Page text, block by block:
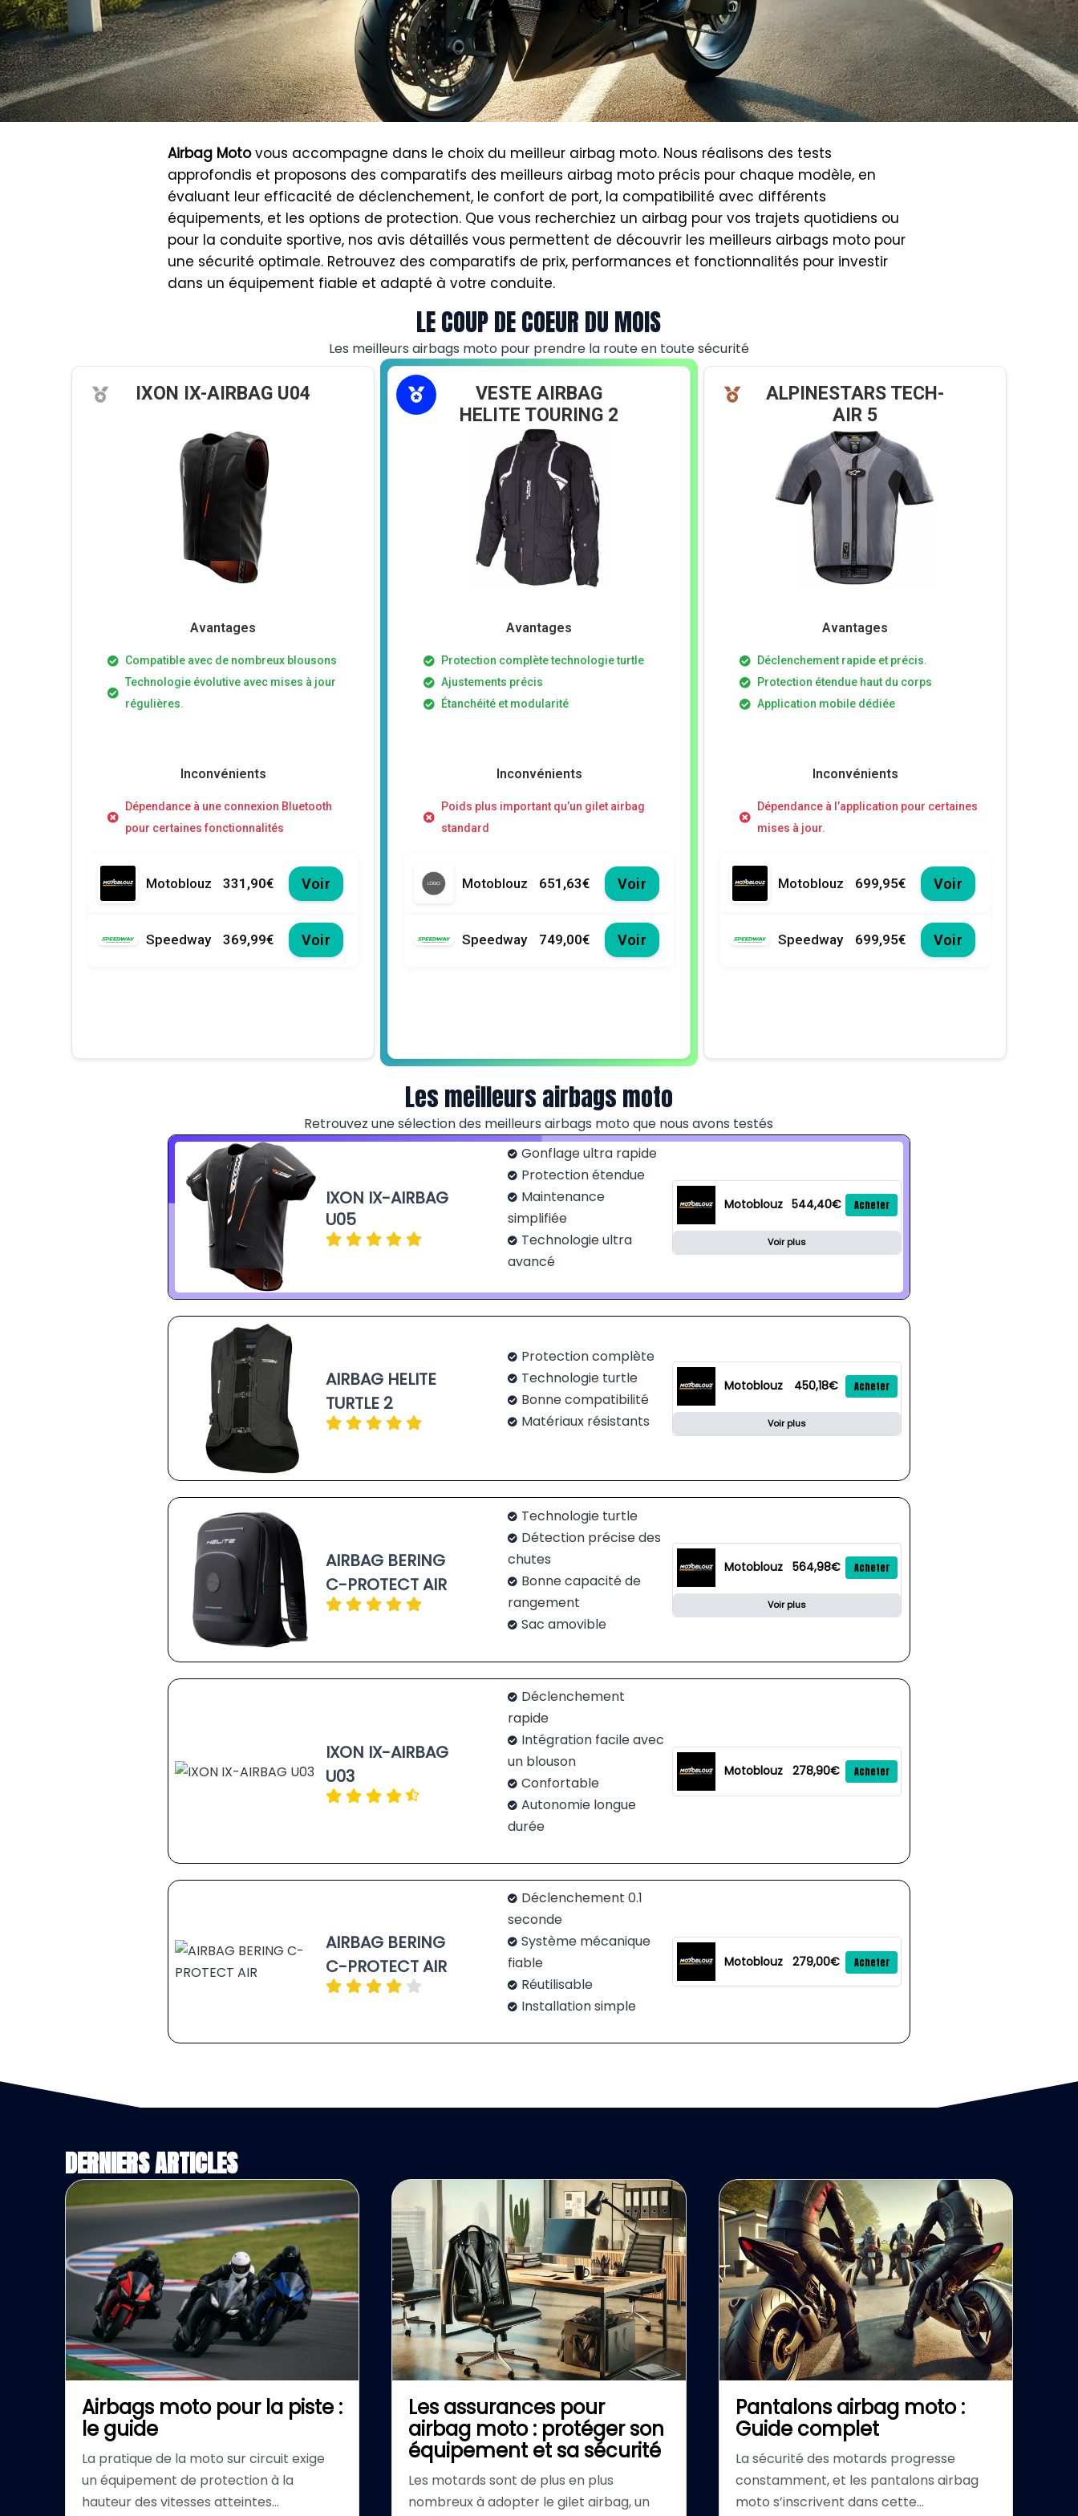
Airbag Motovous accompagne dans le choix du meilleur airbag moto. Nous réalisons des tests
approfondis et proposons des comparatifs des meilleurs airbag moto précis pour chaque modèle, en
évaluant leur efficacité de déclenchement, le confort de port, la compatibilité avec différents
équipements, et les options de protection. Que vous recherchiez un airbag pour vos trajets quotidiens ou
pour la conduite sportive, nos avis détaillés vous permettent de découvrir les meilleurs airbags moto pour
une sécurité optimale. Retrouvez des comparatifs de prix, performances et fonctionnalités pour investir
dans un équipement fiable et adapté à votre conduite.
LE COUP DE COEUR DU MOIS
Les meilleurs airbags moto pour prendre la route en toute sécurité
IXON IX-AIRBAG U04
Avantages
Compatible avec de nombreux blousons
Technologie évolutive avec mises à jour
régulières.
Inconvénients
Dépendance à une connexion Bluetooth
pour certaines fonctionnalités
Motoblouz 331,90€ Voir
Speedway 369,99€ Voir
VESTE AIRBAG
HELITE TOURING 2
Avantages
Protection complète technologie turtle
Ajustements précis
Étanchéité et modularité
Inconvénients
Poids plus important qu’un gilet airbag
standard
Motoblouz 651,63€ Voir
Speedway 749,00€ Voir
ALPINESTARS TECH-
AIR 5
Avantages
Déclenchement rapide et précis.
Protection étendue haut du corps
Application mobile dédiée
Inconvénients
Dépendance à l’application pour certaines
mises à jour.
Motoblouz 699,95€ Voir
Speedway 699,95€ Voir
Les meilleurs airbags moto
Retrouvez une sélection des meilleurs airbags moto que nous avons testés
IXON IX-AIRBAG
U05
Gonflage ultra rapide
Protection étendue
Maintenance
simplifiée
Technologie ultra
avancé
Motoblouz 544,40€ Acheter
Voir plus
AIRBAG HELITE
TURTLE 2
Protection complète
Technologie turtle
Bonne compatibilité
Matériaux résistants
Motoblouz 450,18€ Acheter
Voir plus
AIRBAG BERING
C-PROTECT AIR
Technologie turtle
Détection précise des
chutes
Bonne capacité de
rangement
Sac amovible
Motoblouz 564,98€ Acheter
Voir plus
IXON IX-AIRBAG
U03
Déclenchement
rapide
Intégration facile avec
un blouson
Confortable
Autonomie longue
durée
Motoblouz 278,90€ Acheter
AIRBAG BERING
C-PROTECT AIR
Déclenchement 0.1
seconde
Système mécanique
fiable
Réutilisable
Installation simple
Motoblouz 279,00€ Acheter
DERNIERS ARTICLES
Airbags moto pour la piste :
le guide
La pratique de la moto sur circuit exige
un équipement de protection à la
hauteur des vitesses atteintes...
Les assurances pour
airbag moto : protéger son
équipement et sa sécurité
Les motards sont de plus en plus
nombreux à adopter le gilet airbag, un
Pantalons airbag moto :
Guide complet
La sécurité des motards progresse
constamment, et les pantalons airbag
moto s’inscrivent dans cette...